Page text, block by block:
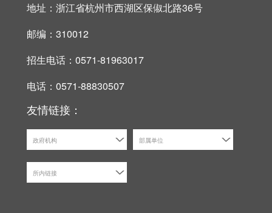
地址：浙江省杭州市西湖区保俶北路36号
邮编：310012
招生电话：0571-81963017
电话：0571-88830507
友情链接：
政府机构 部属单位
所内链接